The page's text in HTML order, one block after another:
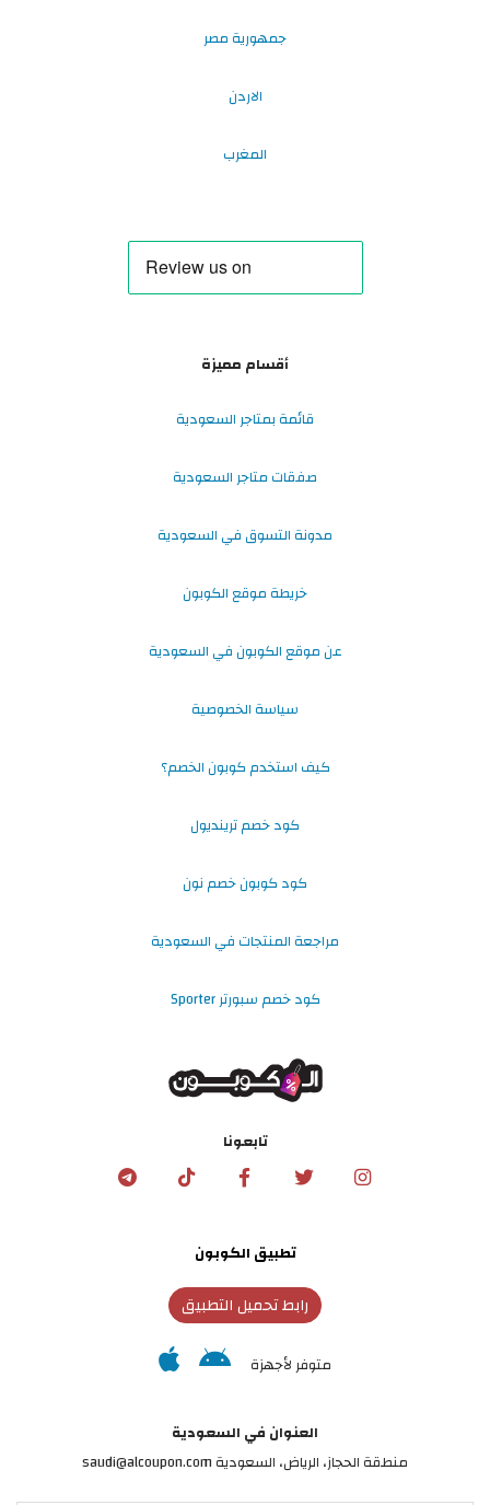
جمهورية مصر
الاردن
المغرب
أقسام مميزة
قائمة بمتاجر السعودية
صفقات متاجر السعودية
مدونة التسوق في السعودية
خريطة موقع الكوبون
عن موقع الكوبون في السعودية
سياسة الخصوصية
كيف استخدم كوبون الخصم؟
كود خصم ترينديول
كود كوبون خصم نون
مراجعة المنتجات في السعودية
كود خصم سبورتر Sporter
تابعونا
تطبيق الكوبون
رابط تحميل التطبيق
متوفر لأجهزة
العنوان في السعودية
منطقة الحجاز، الرياض، السعودية saudi@alcoupon.com